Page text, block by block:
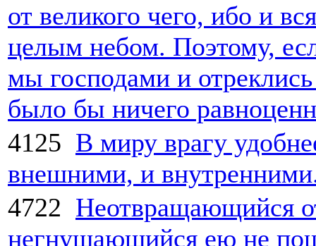
от великого чего, ибо и
целым небом. Поэтому,
мы господами и
было бы ничего
4125 В миру врагу
внешними, и
4722 Неотвращающийся
негнушающийся ею не